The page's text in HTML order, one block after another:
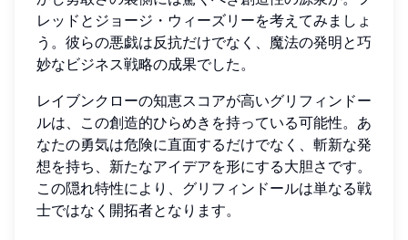
レッドとジョージ・ウィーズリーを考えてみましょ
う。彼らの悪戯は反抗だけでなく、魔法の発明と巧
妙なビジネス戦略の成果でした。
レイブンクローの知恵スコアが高いグリフィンドー
ルは、この創造的ひらめきを持っている可能性。あ
なたの勇気は危険に直面するだけでなく、斬新な発
想を持ち、新たなアイデアを形にする大胆さです。
この隠れ特性により、グリフィンドールは単なる戦
士ではなく開拓者となります。